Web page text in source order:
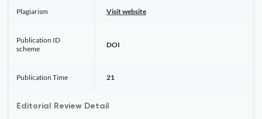
Plagiarism Visit website
Publication ID
scheme
DOI
Publication Time 21
Editorial Review Detail